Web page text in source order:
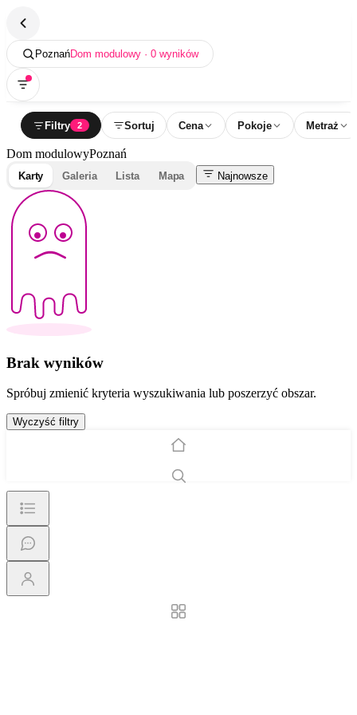
PoznańDom modulowy · 0 wyników
Filtry 2 Sortuj Cena Pokoje Metraż
Dom modulowyPoznań
Karty Galeria Lista Mapa Najnowsze
Brak wyników
Spróbuj zmienić kryteria wyszukiwania lub poszerzyć obszar.
Wyczyść filtry